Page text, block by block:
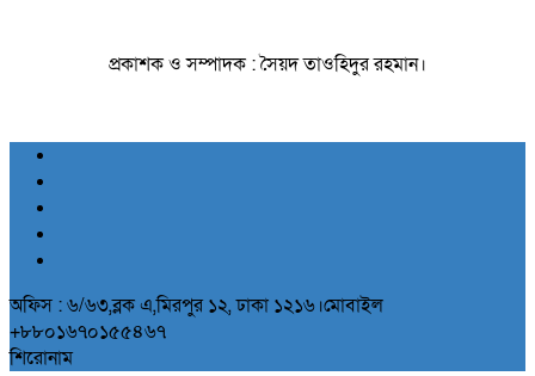
প্রকাশক ও সম্পাদক : সৈয়দ তাওহিদুর রহমান।
অফিস : ৬/৬৩,ব্লক এ,মিরপুর ১২, ঢাকা ১২১৬।মোবাইল
+৮৮০১৬৭০১৫৫৪৬৭
শিরোনাম